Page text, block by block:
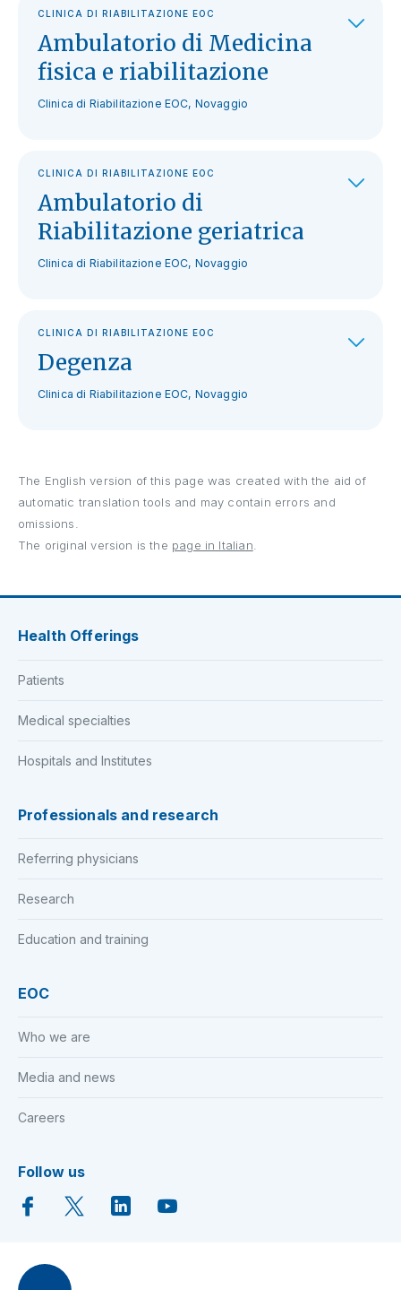
CLINICA DI RIABILITAZIONE EOC
Ambulatorio di Medicina
fisica e riabilitazione
Clinica di Riabilitazione EOC, Novaggio
CLINICA DI RIABILITAZIONE EOC
Ambulatorio di
Riabilitazione geriatrica
Clinica di Riabilitazione EOC, Novaggio
CLINICA DI RIABILITAZIONE EOC
Degenza
Clinica di Riabilitazione EOC, Novaggio
The English version of this page was created with the aid of
automatic translation tools and may contain errors and
omissions.
The original version is the page in Italian
Health Offerings
Patients
Medical specialties
Hospitals and Institutes
Professionals and research
Referring physicians
Research
Education and training
EOC
Who we are
Media and news
Careers
Follow us